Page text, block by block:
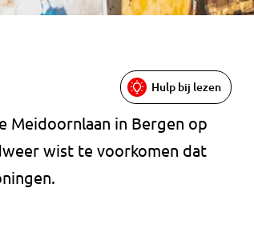
Hulp bij lezen
Meidoornlaan in Bergen op
wist te voorkomen dat